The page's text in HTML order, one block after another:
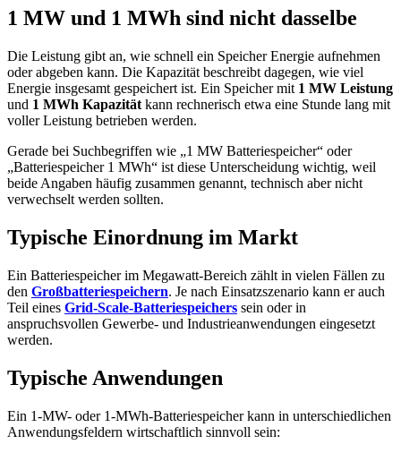
1 MW und 1 MWh sind nicht dasselbe
Die Leistung gibt an, wie schnell ein Speicher Energie aufnehmen
oder abgeben kann. Die Kapazität beschreibt dagegen, wie viel
Energie insgesamt gespeichert ist. Ein Speicher mit 1 MW Leistung
und 1 MWh Kapazität kann rechnerisch etwa eine Stunde lang mit
voller Leistung betrieben werden.
Gerade bei Suchbegriffen wie „1 MW Batteriespeicher“ oder
„Batteriespeicher 1 MWh“ ist diese Unterscheidung wichtig, weil
beide Angaben häufig zusammen genannt, technisch aber nicht
verwechselt werden sollten.
Typische Einordnung im Markt
Ein Batteriespeicher im Megawatt-Bereich zählt in vielen Fällen zu
den Großbatteriespeichern. Je nach Einsatzszenario kann er auch
Teil eines Grid-Scale-Batteriespeichers sein oder in
anspruchsvollen Gewerbe- und Industrieanwendungen eingesetzt
werden.
Typische Anwendungen
Ein 1-MW- oder 1-MWh-Batteriespeicher kann in unterschiedlichen
Anwendungsfeldern wirtschaftlich sinnvoll sein: